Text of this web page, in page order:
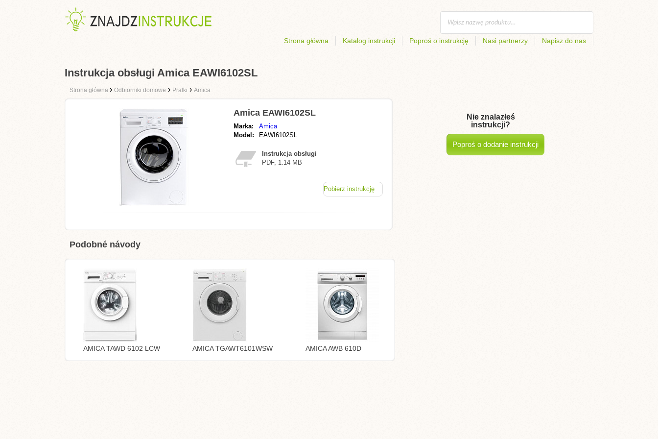
Strona główna Katalog instrukcji Poproś o instrukcję Nasi partnerzy Napisz do nas
Instrukcja obsługi Amica EAWI6102SL
Strona główna › Odbiorniki domowe › Pralki › Amica
Amica EAWI6102SL
Marka:
Amica
Model:
EAWI6102SL
Instrukcja obsługi
PDF, 1.14 MB
Pobierz instrukcję
Podobné návody
AMICA TAWD 6102 LCW AMICA TGAWT6101WSW AMICA AWB 610D
Nie znalazłeś
instrukcji?
Poproś o dodanie instrukcji